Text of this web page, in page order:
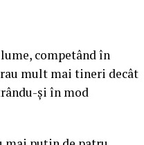
competând în
mult mai tineri decât
și în mod